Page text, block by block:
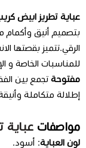
عباية تطريز ابيض
بتصميم أنيق
الرقي.تتميز بقصتها
للمناسبات الخاصة و
مفتوحة تجمع بين
إطلالة متكاملة
مواصفات عباية
لون العباية: أسود.